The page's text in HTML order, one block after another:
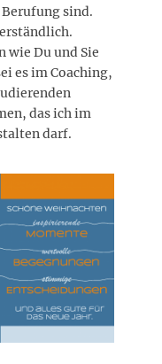
sind.
wie Du und Sie
es im Coaching,
das ich im
darf.